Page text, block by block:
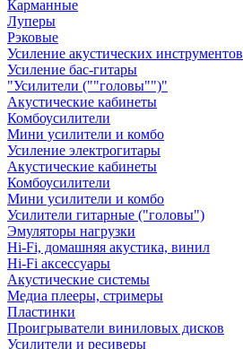
Карманные
Луперы
Рэковые
Усиление акустических инструментов
Усиление бас-гитары
"Усилители (""головы"")"
Акустические кабинеты
Комбоусилители
Мини усилители и комбо
Усиление электрогитары
Акустические кабинеты
Комбоусилители
Мини усилители и комбо
Усилители гитарные ("головы")
Эмуляторы нагрузки
Hi-Fi, домашняя акустика, винил
Hi-Fi аксессуары
Акустические системы
Медиа плееры, стримеры
Пластинки
Проигрыватели виниловых дисков
Усилители и ресиверы